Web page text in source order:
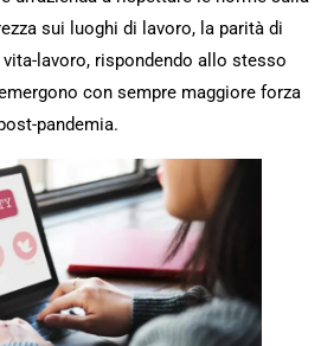
sui luoghi di lavoro, la parità di
lavoro, rispondendo allo stesso
con sempre maggiore forza
pandemia.